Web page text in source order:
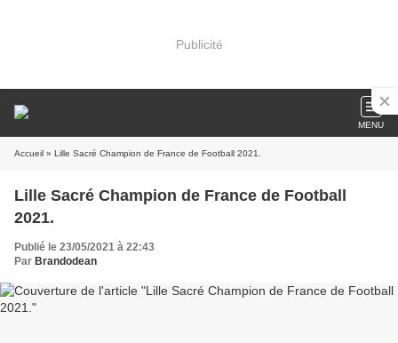
Publicité
MENU
Accueil » Lille Sacré Champion de France de Football 2021.
Lille Sacré Champion de France de Football
2021.
Publié le 23/05/2021 à 22:43
Par Brandodean